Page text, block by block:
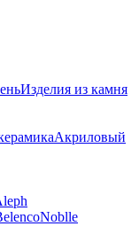
Изделия из камня
Акриловый
Noblle